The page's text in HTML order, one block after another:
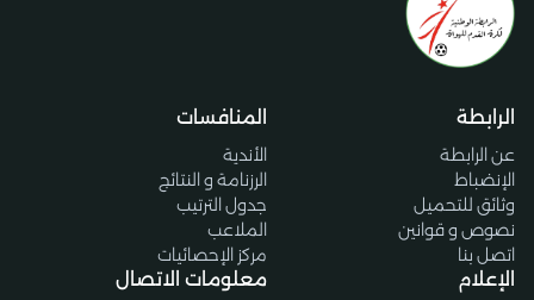
الرابطة
عن الرابطة
الإنضباط
وثائق للتحميل
نصوص و قوانين
اتصل بنا
المنافسات
الأندية
الرزنامة و النتائج
جدول الترتيب
الملاعب
مركز الإحصائيات
الإعلام معلومات الاتصال